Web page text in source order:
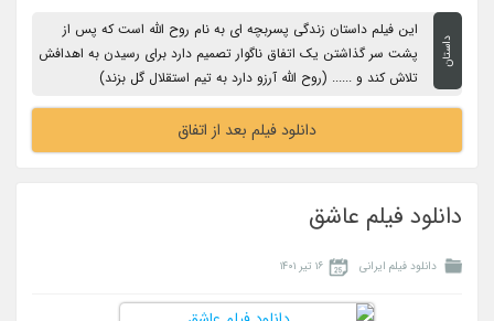
داستان
این فیلم داستان زندگی پسربچه ای به نام روح الله است که پس از
پشت سر گذاشتن یک اتفاق ناگوار تصمیم دارد برای رسیدن به اهدافش
تلاش کند و ...... (روح الله آرزو دارد به تیم استقلال گل بزند)
دانلود فیلم بعد از اتفاق
دانلود فیلم عاشق
دانلود فیلم ایرانی ۱۶ تیر ۱۴۰۱